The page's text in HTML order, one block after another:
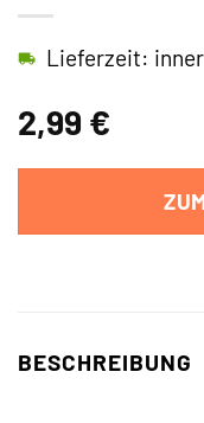
2,99 €
Lieferzeit:
BESCHREIBUNG